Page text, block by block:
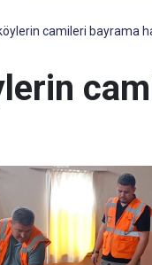
camileri bayrama